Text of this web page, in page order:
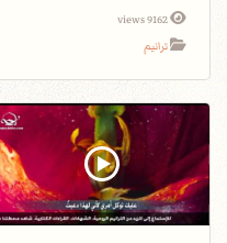
9162 views
ترانيم